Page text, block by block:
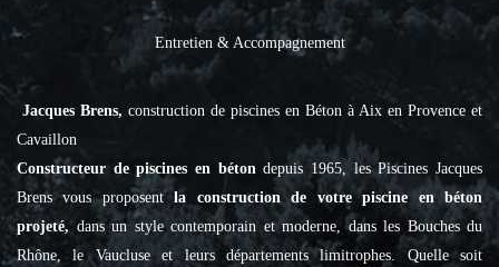
Entretien & Accompagnement
Jacques Brens,
construction de piscines en Béton à Aix en Provence et
Cavaillon
Constructeur de piscines en béton
depuis 1965, les Piscines Jacques
Brens vous proposentla construction de votre piscine en béton
projeté,dans un style contemporain et moderne, dans les Bouches du
Rhône, le Vaucluse et leurs départements limitrophes. Quelle soit
contemporaine, naturelle ou authentique, la qualité de nos piscines saura